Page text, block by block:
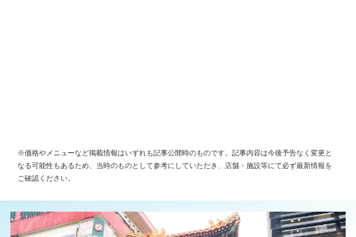
※価格やメニューなど掲載情報はいずれも記事公開時のものです。記事内容は今後予告なく変更と
なる可能性もあるため、当時のものとして参考にしていただき、店舗・施設等にて必ず最新情報を
ご確認ください。